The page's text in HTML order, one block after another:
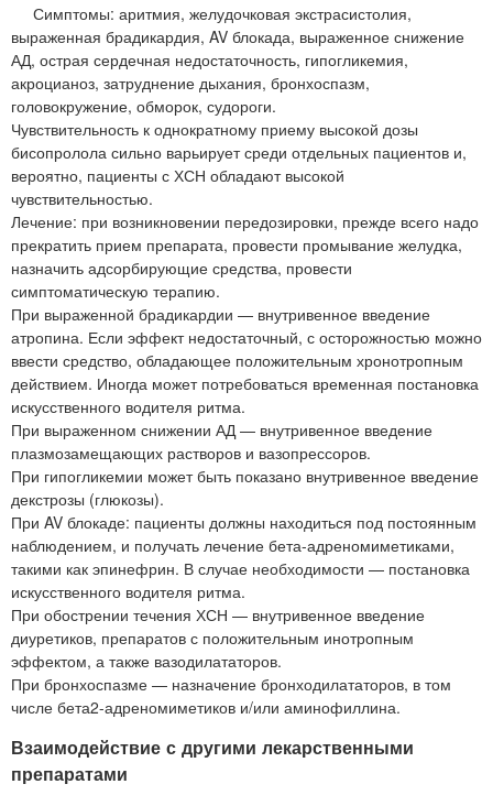
Симптомы: аритмия, желудочковая экстрасистолия,
выраженная брадикардия, AV блокада, выраженное снижение
АД, острая сердечная недостаточность, гипогликемия,
акроцианоз, затруднение дыхания, бронхоспазм,
головокружение, обморок, судороги.
Чувствительность к однократному приему высокой дозы
бисопролола сильно варьирует среди отдельных пациентов и,
вероятно, пациенты с ХСН обладают высокой
чувствительностью.
Лечение: при возникновении передозировки, прежде всего надо
прекратить прием препарата, провести промывание желудка,
назначить адсорбирующие средства, провести
симптоматическую терапию.
При выраженной брадикардии — внутривенное введение
атропина. Если эффект недостаточный, с осторожностью можно
ввести средство, обладающее положительным хронотропным
действием. Иногда может потребоваться временная постановка
искусственного водителя ритма.
При выраженном снижении АД — внутривенное введение
плазмозамещающих растворов и вазопрессоров.
При гипогликемии может быть показано внутривенное введение
декстрозы (глюкозы).
При AV блокаде: пациенты должны находиться под постоянным
наблюдением, и получать лечение бета-адреномиметиками,
такими как эпинефрин. В случае необходимости — постановка
искусственного водителя ритма.
При обострении течения ХСН — внутривенное введение
диуретиков, препаратов с положительным инотропным
эффектом, а также вазодилататоров.
При бронхоспазме — назначение бронходилататоров, в том
числе бета2-адреномиметиков и/или аминофиллина.
Взаимодействие с другими лекарственными
препаратами